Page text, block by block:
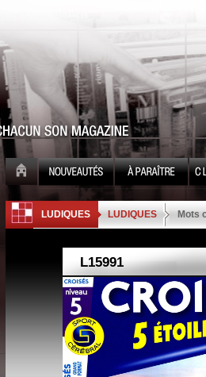
LUDIQUES LUDIQUES Mots